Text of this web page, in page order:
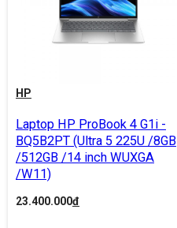
HP
Laptop HP ProBook 4 G1i -
BQ5B2PT (Ultra 5 225U /8GB
/512GB /14 inch WUXGA
/W11)
23.400.000đ